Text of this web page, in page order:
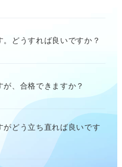
どうすれば良いですか？
、合格できますか？
どう立ち直れば良いです